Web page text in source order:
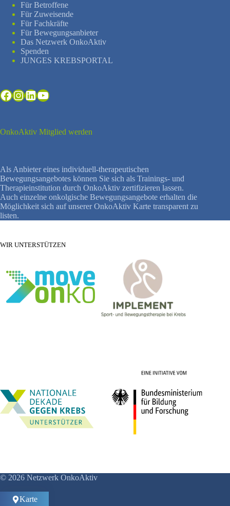
Für Betroffene
Für Zuweisende
Für Fachkräfte
Für Bewegungsanbieter
Das Netzwerk OnkoAktiv
Spenden
JUNGES KREBSPORTAL
Facebook
Instagram
LinkedIn
YouTube
OnkoAktiv Mitglied werden
Als Anbieter eines individuell-therapeutischen
Bewegungsangebotes können Sie sich als Trainings- und
Therapieinstitution durch OnkoAktiv zertifizieren lassen.
Auch einzelne onkolgische Bewegungsangebote erhalten die
Möglichkeit sich auf unserer OnkoAktiv Karte transparent zu
listen.
WIR UNTERSTÜTZEN
© 2026 Netzwerk OnkoAktiv
Karte